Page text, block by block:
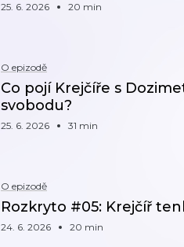
25. 6. 2026 20 min
O epizodě
Co pojí Krejčíře s
svobodu?
25. 6. 2026 31 min
O epizodě
Rozkryto #05: Krejčíř
24. 6. 2026 20 min